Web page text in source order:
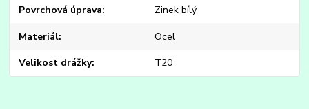
Povrchová úprava Zinek bílý
Materiál Ocel
Velikost drážky T20